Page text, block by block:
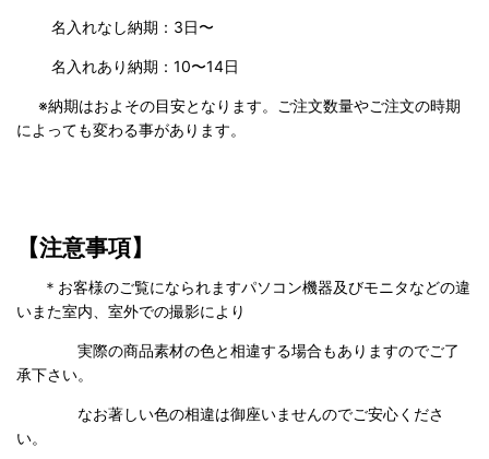
名入れなし納期：3日〜
名入れあり納期：10〜14日
※納期はおよその目安となります。ご注文数量やご注文の時期
によっても変わる事があります。
【注意事項】
＊お客様のご覧になられますパソコン機器及びモニタなどの違
いまた室内、室外での撮影により
実際の商品素材の色と相違する場合もありますのでご了
承下さい。
なお著しい色の相違は御座いませんのでご安心くださ
い。